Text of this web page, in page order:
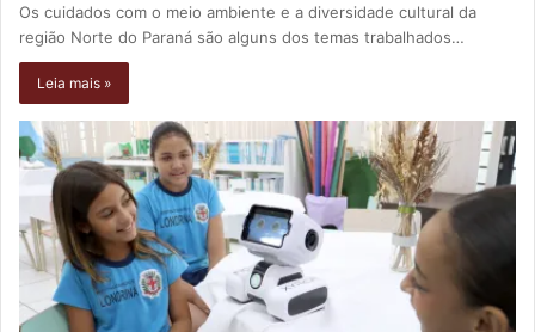
Os cuidados com o meio ambiente e a diversidade cultural da
região Norte do Paraná são alguns dos temas trabalhados…
Leia mais »